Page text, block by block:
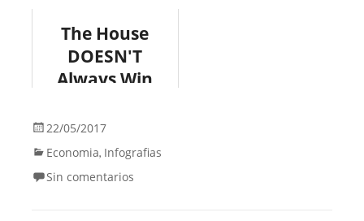
#infographic
The House
DOESN'T
Always Win
#design
22/05/2017
Economia, Infografias
Sin comentarios